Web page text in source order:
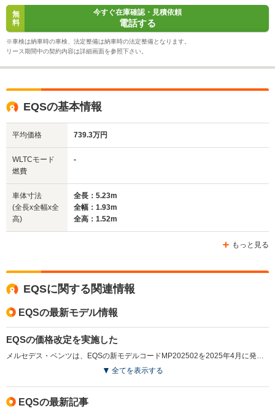
WLTCモード
燃費
排気量 -
-
- -
無
料
今すぐ在庫確認・見積依頼
電話する
※車検は納車時の車検、法定整備は納車時の法定整備となります。
リース期間中の契約内容は詳細画面を参照下さい。
EQSの基本情報
平均価格 739.3万円
WLTCモード
燃費
-
車体寸法
(全長x全幅x全
高)
全長：5.23m
全幅：1.93m
全高：1.52m
もっと見る
EQSに関する関連情報
EQSの最新モデル情報
EQSの価格改定を実施した
メルセデス・ベンツは、EQSの新モデルコードMP202502を2025年4月に発売し、車両本体価格、オプション価格などを変更している。（2025.4）
全てを表示する
EQSの最新記事